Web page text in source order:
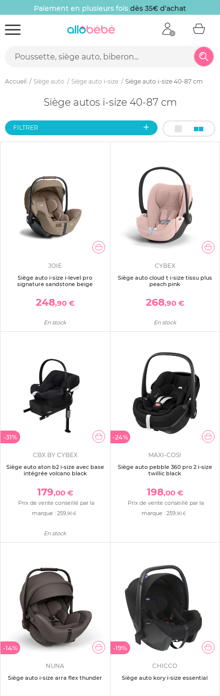
en plusieurs foisdès 35€ d'achat
Accueil Siège auto Siège auto i-size Siège auto i-size 40-87 cm
Siège autos i-size 40-87 cm
FILTRER
JOIE
Siège auto i-size i-level pro
signature sandstone beige
248,90 €
En stock
CYBEX
Siège auto cloud t i-size tissu plus
peach pink
268,90 €
En stock
-31%
CBX BY CYBEX
Siège auto aton b2 i-size avec base
intégrée volcano black
179,00 €
Prix de vente conseillé par la
marque : 259 ,90 €
En stock
-24%
MAXI-COSI
Siège auto pebble 360 pro 2 i-size
twillic black
198,00 €
Prix de vente conseillé par la
marque :259 ,90 €
-14%
NUNA
Siège auto i-size arra flex thunder
-19%
CHICCO
Siège auto kory i-size essential